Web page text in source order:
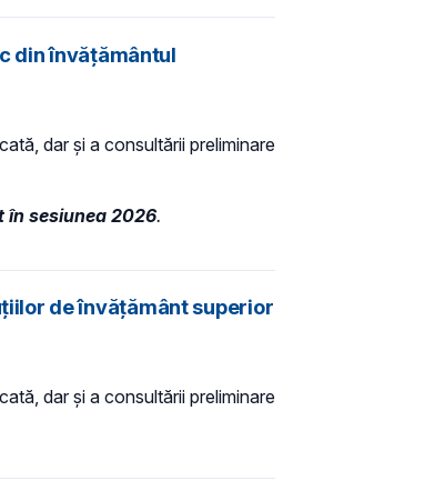
din învăţământul
dar și a consultării preliminare
sesiunea 2026.
de învățământ superior
dar și a consultării preliminare